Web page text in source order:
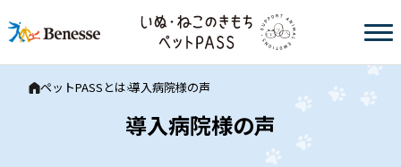
ペットPASSとは›導入病院様の声
導入病院様の声